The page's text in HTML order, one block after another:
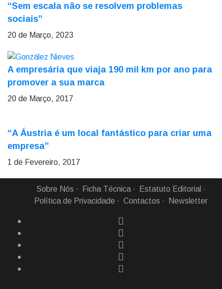
“Sem escala não se resolvem problemas
sociais”
20 de Março, 2023
A empresária que viaja 190 mil km por ano para
promover a sua marca
20 de Março, 2017
“A Áustria é um local fantástico para criar uma
empresa”
1 de Fevereiro, 2017
Sobre Nós Ficha Técnica
Estatuto Editorial
Política de Privacidade
Contactos Newsletter